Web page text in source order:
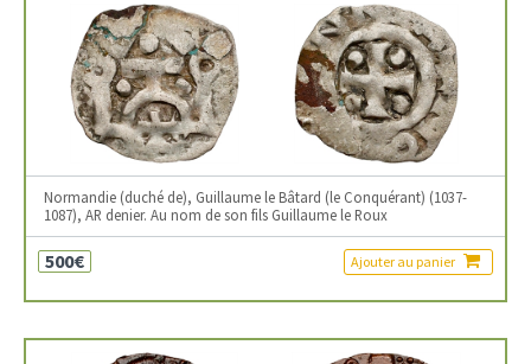
Normandie (duché de), Guillaume le Bâtard (le Conquérant) (1037-
1087), AR denier. Au nom de son fils Guillaume le Roux
500€ Ajouter au panier